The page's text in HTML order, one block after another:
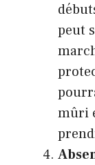
peut
mûri